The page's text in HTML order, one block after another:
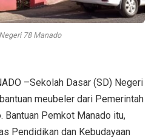
78 Manado
–Sekolah Dasar (SD) Negeri
meubeler dari Pemerintah
Bantuan Pemkot Manado itu,
Pendidikan dan Kebudayaan